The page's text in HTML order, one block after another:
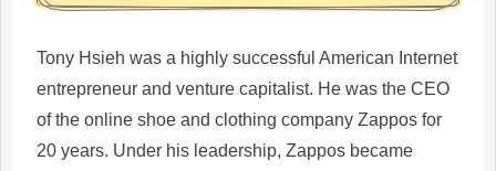
Tony Hsieh was a highly successful American Internet
entrepreneur and venture capitalist. He was the CEO
of the online shoe and clothing company Zappos for
20 years. Under his leadership, Zappos became